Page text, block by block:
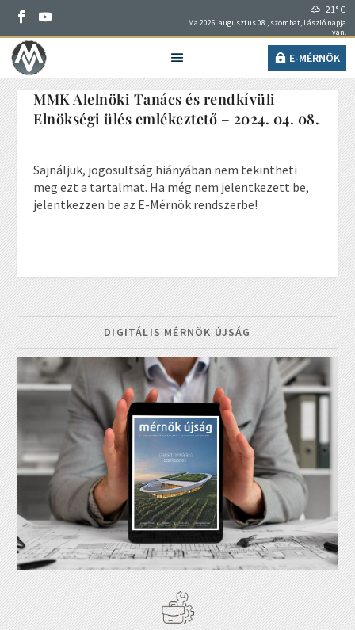
21° C
Ma 2026. augusztus 08., szombat, László napja
van.
E-MÉRNÖK
MMK Alelnöki Tanács és rendkívüli
Elnökségi ülés emlékeztető – 2024. 04. 08.
Sajnáljuk, jogosultság hiányában nem tekintheti
meg ezt a tartalmat. Ha még nem jelentkezett be,
jelentkezzen be az E-Mérnök rendszerbe!
DIGITÁLIS MÉRNÖK ÚJSÁG